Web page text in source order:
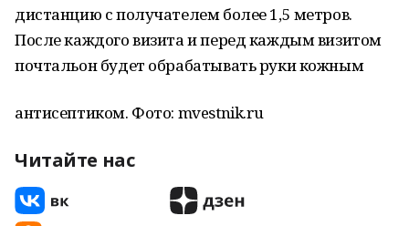
дистанцию с получателем более 1,5 метров.
После каждого визита и перед каждым визитом
почтальон будет обрабатывать руки кожным
антисептиком. Фото: mvestnik.ru
Читайте нас